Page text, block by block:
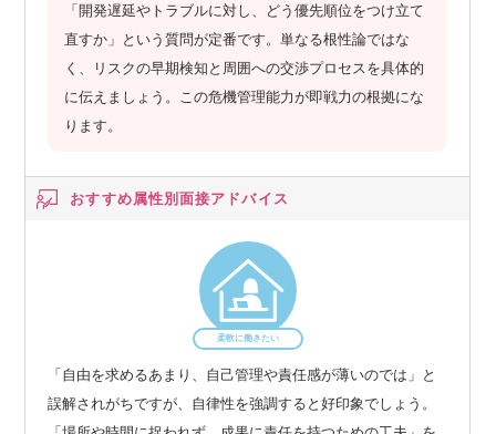
「開発遅延やトラブルに対し、どう優先順位をつけ立て
直すか」という質問が定番です。単なる根性論ではな
く、リスクの早期検知と周囲への交渉プロセスを具体的
に伝えましょう。この危機管理能力が即戦力の根拠にな
ります。
おすすめ属性別面接アドバイス
柔軟に働きたい
「自由を求めるあまり、自己管理や責任感が薄いのでは」と
誤解されがちですが、自律性を強調すると好印象でしょう。